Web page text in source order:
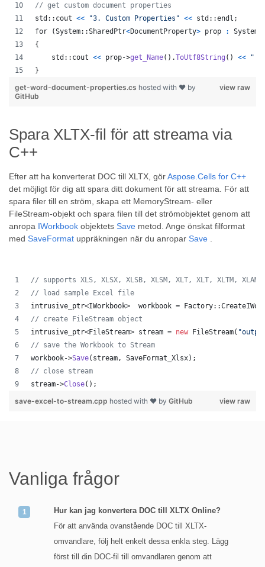
// get custom document properties
std::cout << "3. Custom Properties" << std ::endl ;
for
(System::SharedPtr<DocumentProperty> prop :
{
std :: cout << prop->get_Name( ) .ToUtf8String ( ) <<
" :
}
view raw
get-word-document-properties.cs hosted with ❤ by
GitHub
Spara XLTX-fil för att streama via
C++
Efter att ha konverterat DOC till XLTX, görAspose.Cells for C++
det möjligt för dig att spara ditt dokument för att streama. För att
spara filer till en ström, skapa ett MemoryStream- eller
FileStream-objekt och spara filen till det strömobjektet genom att
anropa IWorkbook objektets Save metod. Ange önskat filformat
med SaveFormat uppräkningen när du anropar Save
// supports XLS, XLSX, XLSB, XLSM, XLT, XLT, XLTM,
// load sample Excel file
intrusive_ptr<IWorkbook>  workbook =
// create FileStream object
intrusive_ptr<FileStream> stream = new FileStream( "
// save the Workbook to Stream
workbook->Save(stream, SaveFormat_Xlsx);
// close stream
stream->Close();
view raw
save-excel-to-stream.cpp hosted with ❤ by GitHub
Vanliga frågor
Hur kan jag konvertera DOC till XLTX Online?
För att använda ovanstående DOC till XLTX-
omvandlare, följ helt enkelt dessa enkla steg. Lägg
först till din DOC-fil till omvandlaren genom att